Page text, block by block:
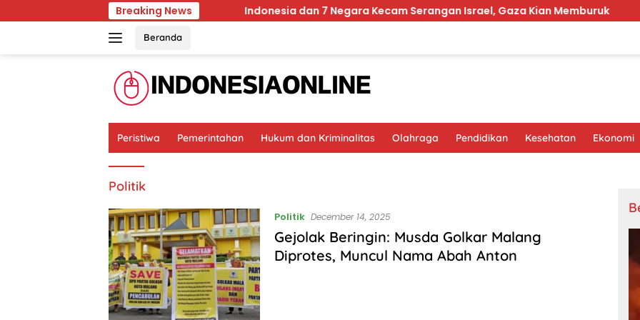
to
Breaking News
Kawasan Hutan Malang Indonesia dan 7 Negara Kecam Serangan Israel, Gaza Kian Memburuk
Beranda
Peristiwa Pemerintahan Hukum dan Kriminalitas Olahraga Pendidikan Kesehatan Ekonomi
Politik
Politik December 14, 2025
Gejolak Beringin: Musda Golkar Malang
Diprotes, Muncul Nama Abah Anton